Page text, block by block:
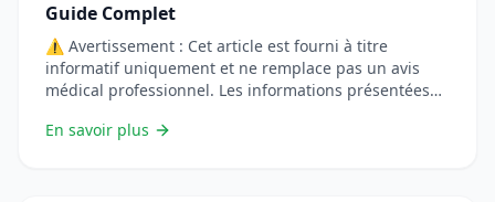
Guide Complet
⚠️ Avertissement : Cet article est fourni à titre
informatif uniquement et ne remplace pas un avis
médical professionnel. Les informations présentées
situation est unique. Consultez toujours un
En savoir plus